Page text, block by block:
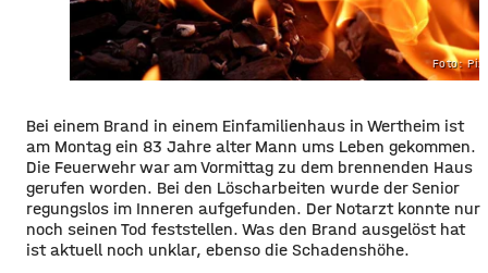
Foto:
Bei einem Brand in einem Einfamilienhaus in Wertheim ist
am Montag ein 83 Jahre alter Mann ums Leben gekommen.
Die Feuerwehr war am Vormittag zu dem brennenden Haus
gerufen worden. Bei den Löscharbeiten wurde der Senior
regungslos im Inneren aufgefunden. Der Notarzt konnte nur
noch seinen Tod feststellen. Was den Brand ausgelöst hat
ist aktuell noch unklar, ebenso die Schadenshöhe.